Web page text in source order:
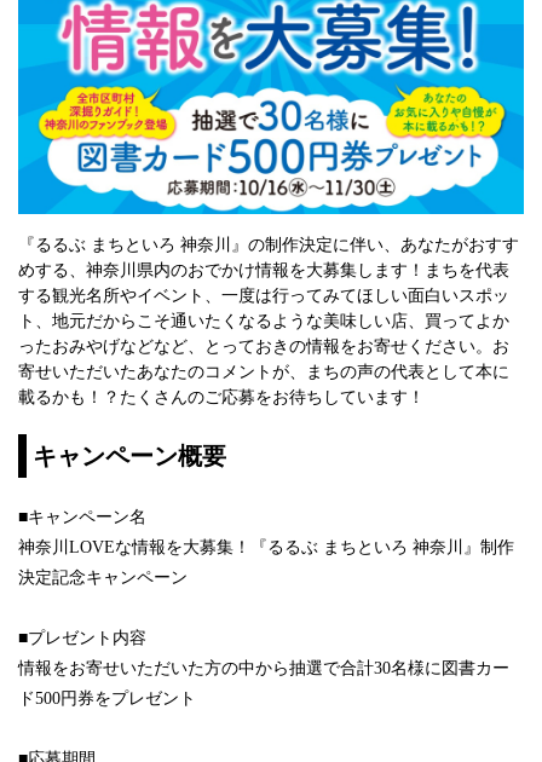
『るるぶ まちといろ 神奈川』の制作決定に伴い、あなたがおすす
めする、神奈川県内のおでかけ情報を大募集します！まちを代表
する観光名所やイベント、一度は行ってみてほしい面白いスポッ
ト、地元だからこそ通いたくなるような美味しい店、買ってよか
ったおみやげなどなど、とっておきの情報をお寄せください。お
寄せいただいたあなたのコメントが、まちの声の代表として本に
載るかも！？たくさんのご応募をお待ちしています！
キャンペーン概要
■キャンペーン名
神奈川LOVEな情報を大募集！『るるぶ まちといろ 神奈川』制作
決定記念キャンペーン
■プレゼント内容
情報をお寄せいただいた方の中から抽選で合計30名様に図書カー
ド500円券をプレゼント
■応募期間